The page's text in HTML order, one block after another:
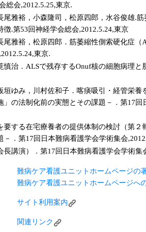
総会,2012.5.25,東京.
雅裕，小森隆司，松原四郎，水谷俊雄.
.第53回神経学会総会,2012.5.24,東京
雅裕，松原四郎．筋萎縮性側索硬化症（
東京.
治．ALSで残存するOnuf核の細胞病理と
ゆみ，川村佐和子．喀痰吸引・経管栄養
の法制化前の実態とその課題－．第17回
する在宅療養者の提供体制の検討（第２
．第17回日本難病看護学会学術集会
講演）．第17回日本難病看護学会学術集
難病ケア看護ユニットホームページの
難病ケア看護ユニットホームページへ
サイト利用案内
関連リンク